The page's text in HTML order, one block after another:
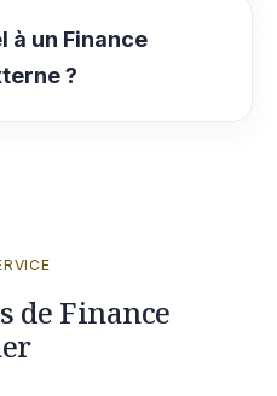
à un Finance
?
de Finance